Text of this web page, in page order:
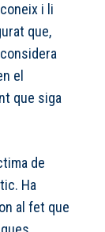
i li
que,
el
que siga
de
Ha
al fet que